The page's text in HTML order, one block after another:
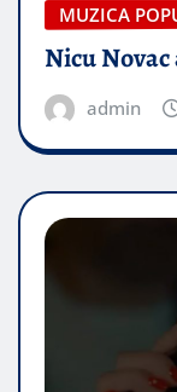
MUZICA
Nicu
admin